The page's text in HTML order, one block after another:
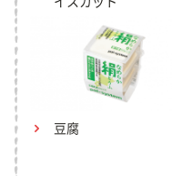
豆腐